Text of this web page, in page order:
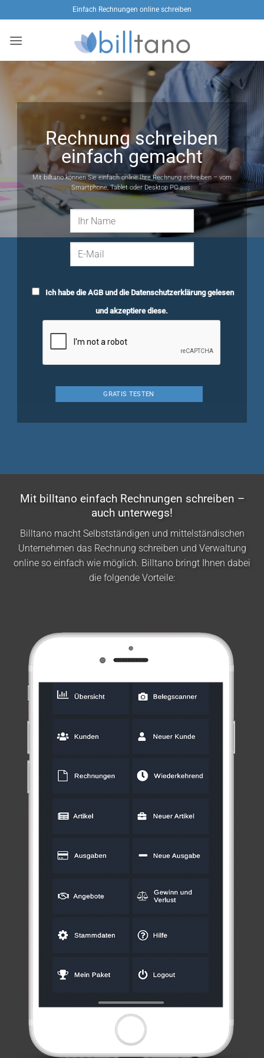
Inhalt
springen
Einfach Rechnungen online schreiben
Rechnung schreiben
einfach gemacht
Mit billtano können Sie einfach online Ihre Rechnung schreiben – vom
Smartphone, Tablet oder Desktop PC aus.
Ich habe dieAGBund die Datenschutzerklärunggelesen
und akzeptiere diese.
Mit billtano einfach Rechnungen schreiben –
auch unterwegs!
Billtano macht Selbstständigen und mittelständischen
Unternehmen das Rechnung schreiben und Verwaltung
online so einfach wie möglich. Billtano bringt Ihnen dabei
die folgende Vorteile: